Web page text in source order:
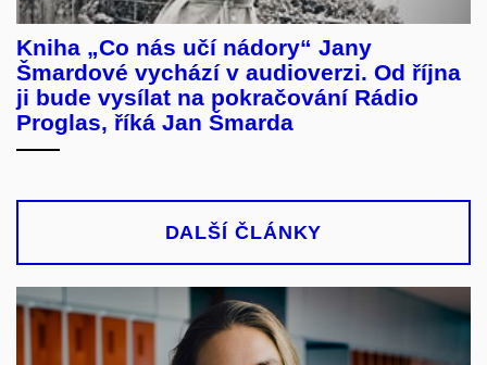
Kniha „Co nás učí nádory“ Jany
Šmardové vychází v audioverzi. Od října
ji bude vysílat na pokračování Rádio
Proglas, říká Jan Šmarda
DALŠÍ ČLÁNKY